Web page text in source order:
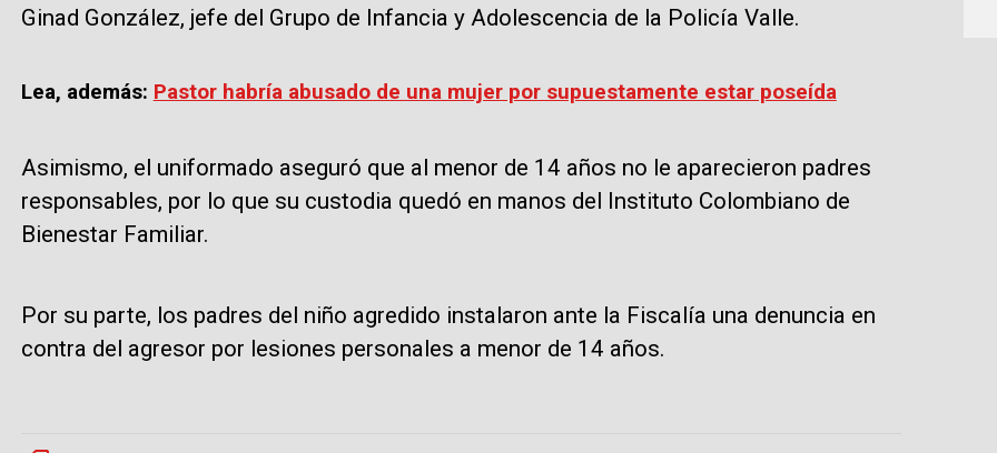
Ginad González, jefe del Grupo de Infancia y Adolescencia de la Policía Valle.
Lea, además: Pastor habría abusado de una mujer por supuestamente estar poseída
Asimismo, el uniformado aseguró que al menor de 14 años no le aparecieron padres
responsables, por lo que su custodia quedó en manos del Instituto Colombiano de
Bienestar Familiar.
Por su parte, los padres del niño agredido instalaron ante la Fiscalía una denuncia en
contra del agresor por lesiones personales a menor de 14 años.